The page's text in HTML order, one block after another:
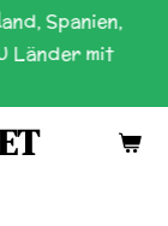
Spanien,
Länder mit